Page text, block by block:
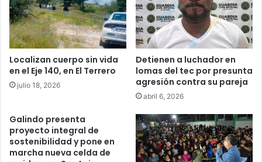
Localizan cuerpo sin vida
en el Eje 140, en El Terrero
julio 18, 2026
Detienen a luchador en
lomas del tec por presunta
agresión contra su pareja
abril 6, 2026
Galindo presenta
proyecto integral de
sostenibilidad y pone en
marcha nueva celda de